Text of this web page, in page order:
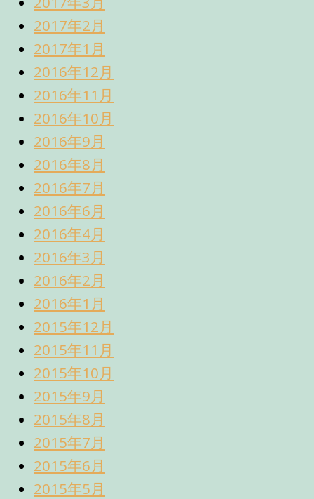
2017年2月
2017年1月
2016年12月
2016年11月
2016年10月
2016年9月
2016年8月
2016年7月
2016年6月
2016年4月
2016年3月
2016年2月
2016年1月
2015年12月
2015年11月
2015年10月
2015年9月
2015年8月
2015年7月
2015年6月
2015年5月